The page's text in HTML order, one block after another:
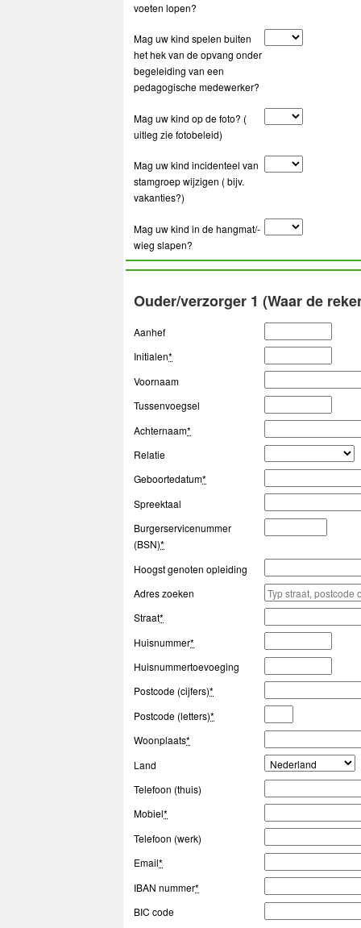
voeten lopen?
Mag uw kind spelen buiten
het hek van de opvang onder
begeleiding van een
pedagogische medewerker?
Mag uw kind op de foto? (
uitleg zie fotobeleid)
Mag uw kind incidenteel van
stamgroep wijzigen ( bijv.
vakanties?)
Mag uw kind in de hangmat/-
wieg slapen?
Ouder/verzorger 1 (Waar de
Aanhef
Initialen*
Voornaam
Tussenvoegsel
Achternaam*
Relatie
Geboortedatum*
Spreektaal
Burgerservicenummer
(BSN)*
Hoogst genoten opleiding
Adres zoeken
Straat*
Huisnummer*
Huisnummertoevoeging
Postcode (cijfers)*
Postcode (letters)*
Woonplaats*
Land
Telefoon (thuis)
Mobiel*
Telefoon (werk)
Email*
IBAN nummer*
BIC code